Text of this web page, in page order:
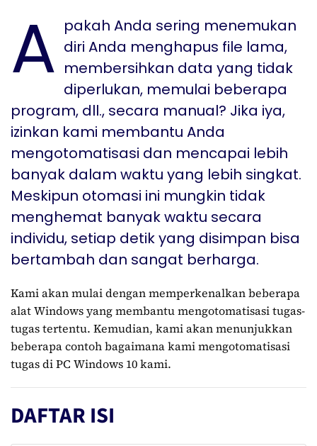
A pakah Anda sering menemukan
diri Anda menghapus file lama,
membersihkan data yang tidak
diperlukan, memulai beberapa
program, dll., secara manual? Jika iya,
izinkan kami membantu Anda
mengotomatisasi dan mencapai lebih
banyak dalam waktu yang lebih singkat.
Meskipun otomasi ini mungkin tidak
menghemat banyak waktu secara
individu, setiap detik yang disimpan bisa
bertambah dan sangat berharga.
Kami akan mulai dengan memperkenalkan beberapa
alat Windows yang membantu mengotomatisasi tugas-
tugas tertentu. Kemudian, kami akan menunjukkan
beberapa contoh bagaimana kami mengotomatisasi
tugas di PC Windows 10 kami.
DAFTAR ISI